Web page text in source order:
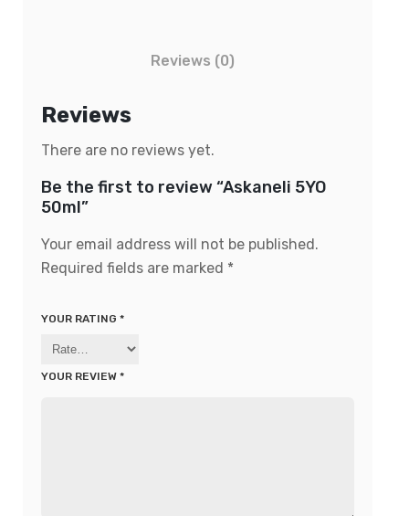
Reviews (0)
Reviews
There are no reviews yet.
Be the first to review “Askaneli 5YO
50ml”
Your email address will not be published.
Required fields are marked *
YOUR RATING *
YOUR REVIEW *